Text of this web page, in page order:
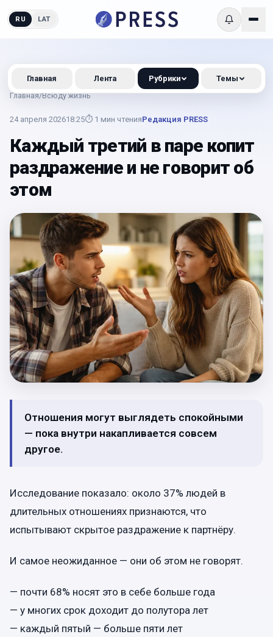
RU LAT
Главная/Всюду жизнь
24 апреля 202618:25⏱ 1 мин чтенияРедакция PRESS
Каждый третий в паре копит
раздражение и не говорит об
этом
Отношения могут выглядеть спокойными
— пока внутри накапливается совсем
другое.
Исследование показало: около 37% людей в
длительных отношениях признаются, что
испытывают скрытое раздражение к партнёру.
И самое неожиданное — они об этом не говорят.
— почти 68% носят это в себе больше года
— у многих срок доходит до полутора лет
— каждый пятый — больше пяти лет
Главная Лента Рубрики Темы